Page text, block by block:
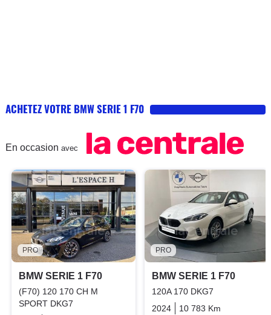
ACHETEZ VOTRE BMW SERIE 1 F70
En occasion avec
PRO
BMW SERIE 1 F70
(F70) 120 170 CH M
SPORT DKG7
PRO
BMW SERIE 1 F70
120A 170 DKG7
2024
10 783 Km